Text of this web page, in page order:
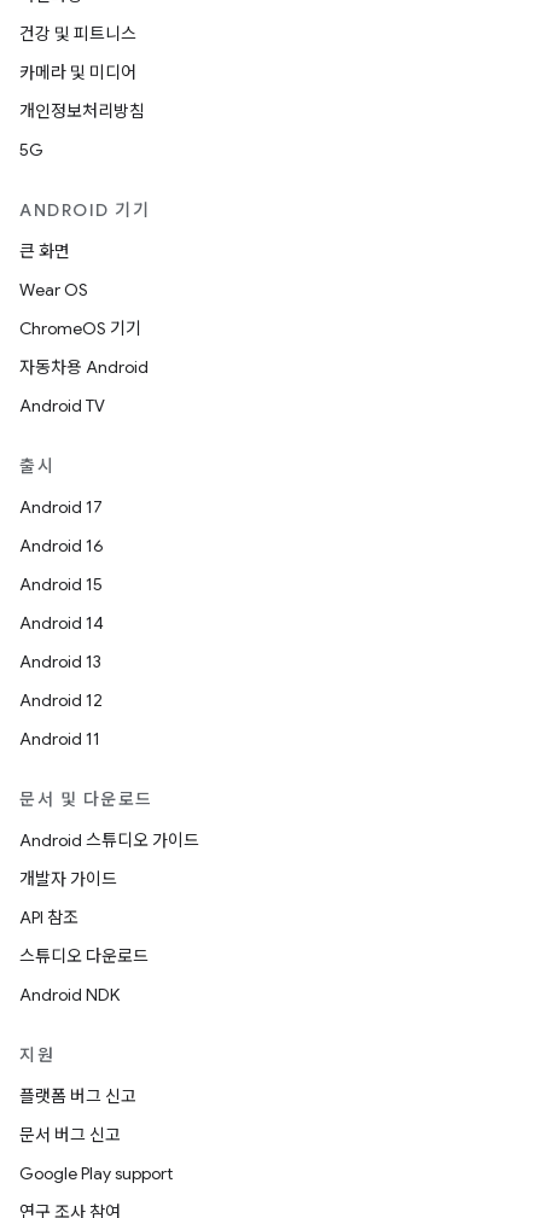
건강 및 피트니스
카메라 및 미디어
개인정보처리방침
5G
ANDROID 기기
큰 화면
Wear OS
ChromeOS 기기
자동차용 Android
Android TV
출시
Android 17
Android 16
Android 15
Android 14
Android 13
Android 12
Android 11
문서 및 다운로드
Android 스튜디오 가이드
개발자 가이드
API 참조
스튜디오 다운로드
Android NDK
지원
플랫폼 버그 신고
문서 버그 신고
Google Play support
연구 조사 참여